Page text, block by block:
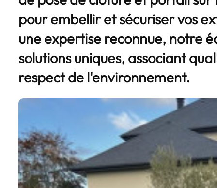
pour embellir et sécuriser vos
une expertise reconnue, notre
solutions uniques, associant
respect de l'environnement.